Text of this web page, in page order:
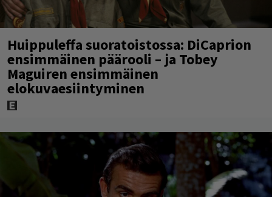
Huippuleffa suoratoistossa: DiCaprion
ensimmäinen päärooli – ja Tobey
Maguiren ensimmäinen
elokuvaesiintyminen